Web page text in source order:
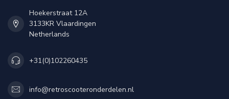
Hoekerstraat 12A
3133KR Vlaardingen
Netherlands
+31(0)102260435
info@retroscooteronderdelen.nl